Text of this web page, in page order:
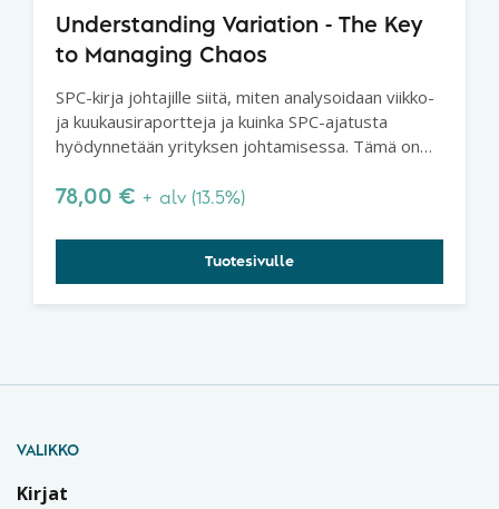
Understanding Variation - The Key
to Managing Chaos
SPC-kirja johtajille siitä, miten analysoidaan viikko-
ja kuukausiraportteja ja kuinka SPC-ajatusta
hyödynnetään yrityksen johtamisessa. Tämä on
lukea.
78,00 € + alv (13.5%)
Tuotesivulle
VALIKKO
Kirjat